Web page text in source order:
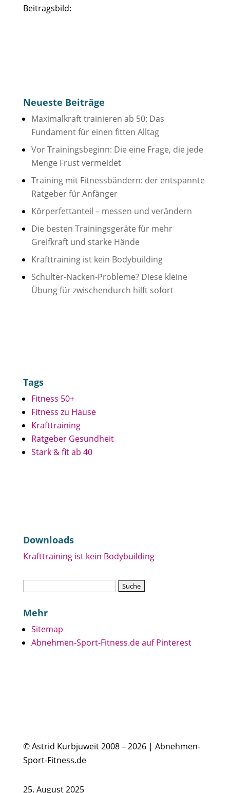
Beitragsbild:
Neueste Beiträge
Maximalkraft trainieren ab 50: Das
Fundament für einen fitten Alltag
Vor Trainingsbeginn: Die eine Frage, die jede
Menge Frust vermeidet
Training mit Fitnessbändern: der entspannte
Ratgeber für Anfänger
Körperfettanteil – messen und verändern
Die besten Trainingsgeräte für mehr
Greifkraft und starke Hände
Krafttraining ist kein Bodybuilding
Schulter-Nacken-Probleme? Diese kleine
Übung für zwischendurch hilft sofort
Tags
Fitness 50+
Fitness zu Hause
Krafttraining
Ratgeber Gesundheit
Stark & fit ab 40
Downloads
Krafttraining ist kein Bodybuilding
Mehr
Sitemap
Abnehmen-Sport-Fitness.de auf Pinterest
© Astrid Kurbjuweit 2008 – 2026 | Abnehmen-
Sport-Fitness.de
25. August 2025